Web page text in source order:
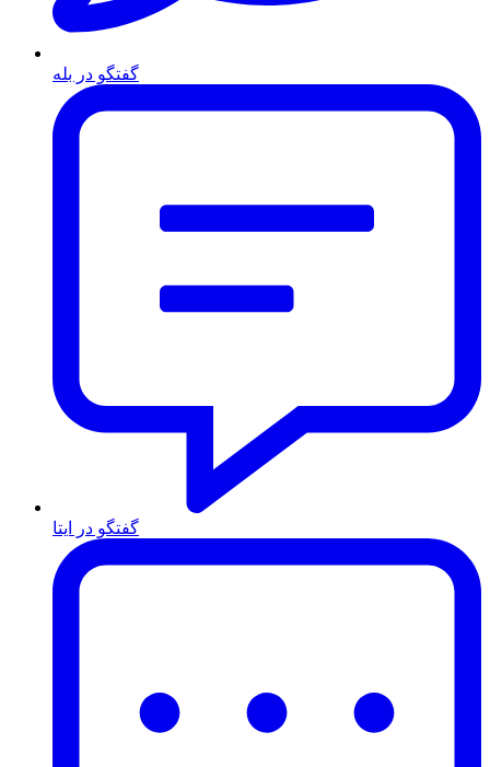
گفتگو در بله
گفتگو در ایتا